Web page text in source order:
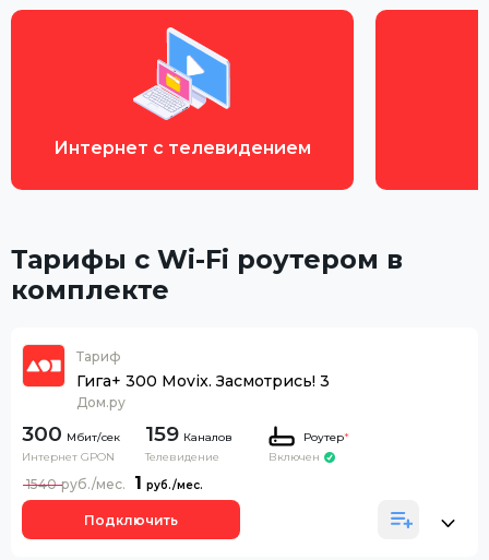
Интернет с телевидением
Тарифы с Wi-Fi роутером в
комплекте
Тариф
Гига+ 300 Movix. Засмотрись! 3
Дом.ру
300
Интернет GPON
159 Каналов
Телевидение
Роутер*
Включен
1
1540
Подключить